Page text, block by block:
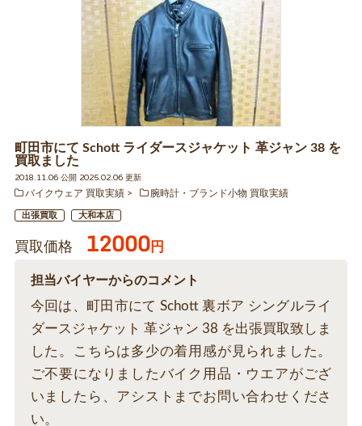
町田市にて Schott ライダースジャケット 革ジャン 38 を
買取ました
2018.11.06 公開 2025.02.06 更新
バイクウェア 買取実績
腕時計・ブランド小物 買取実績
出張買取 大和本店
買取価格 12000円
担当バイヤーからのコメント
今回は、町田市にて Schott 裏ボア シングルライ
ダースジャケット 革ジャン 38 を出張買取致しま
した。こちらは多少の着用感が見られました。
ご不要になりましたバイク用品・ウエアがござ
いましたら、アシストまでお問い合わせくださ
い。